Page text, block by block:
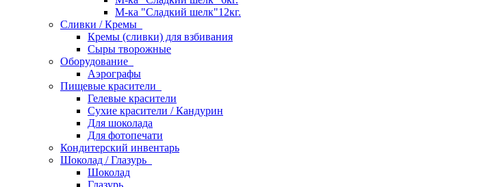
М-ка "Сладкий шелк"12кг.
Сливки / Кремы
Кремы (сливки) для взбивания
Сыры творожные
Оборудование
Аэрографы
Пищевые красители
Гелевые красители
Сухие красители / Кандурин
Для шоколада
Для фотопечати
Кондитерский инвентарь
Шоколад / Глазурь
Шоколад
Глазурь